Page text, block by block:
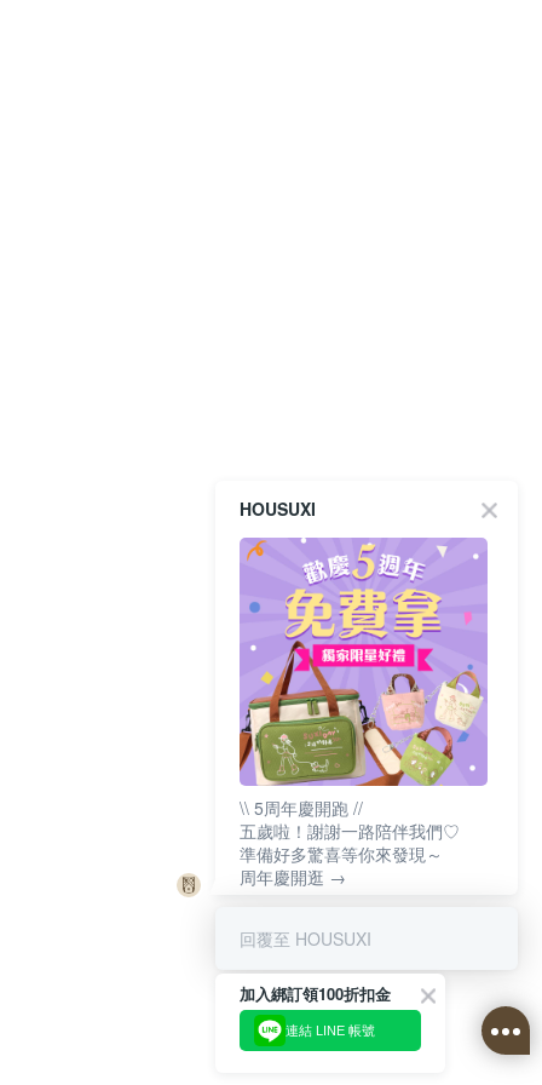
HOUSUXI
\\ 5周年慶開跑 //
五歲啦！謝謝一路陪伴我們♡
準備好多驚喜等你來發現～
周年慶開逛 →
回覆至 HOUSUXI
加入綁訂領100折扣金
連結 LINE 帳號